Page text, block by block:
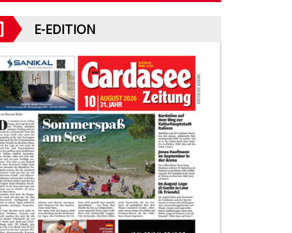
E-EDITION